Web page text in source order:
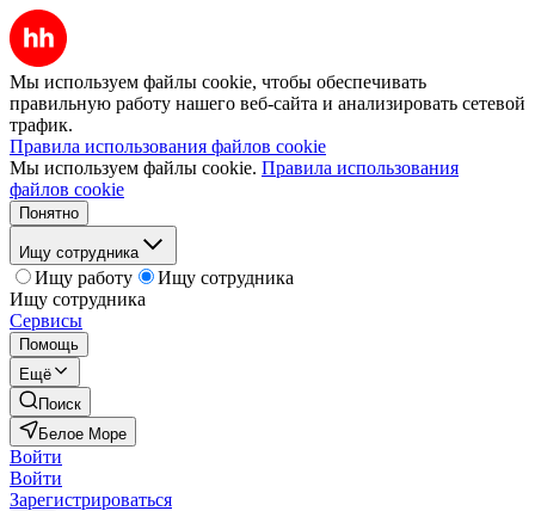
Мы используем файлы cookie, чтобы обеспечивать
правильную работу нашего веб-сайта и анализировать сетевой
трафик.
Правила использования файлов cookie
Мы используем файлы cookie. Правила использования
файлов cookie
Понятно
Ищу сотрудника
Ищу работу
Ищу сотрудника
Ищу сотрудника
Сервисы
Помощь
Ещё
Поиск
Белое Море
Войти
Войти
Зарегистрироваться